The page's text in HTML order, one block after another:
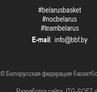
#belarusbasket
#nocbelarus
#teambelarus
E-mail:
© Белорусская федерация